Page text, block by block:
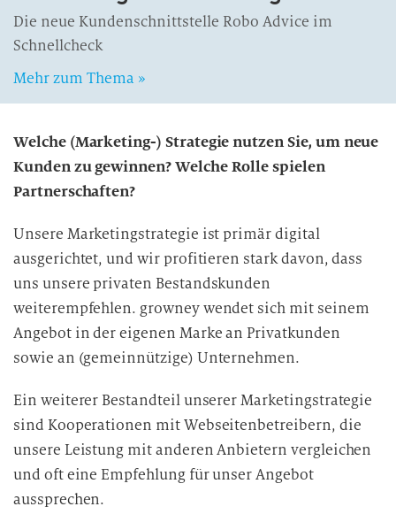
Die neue Kundenschnittstelle Robo Advice im
Schnellcheck
Mehr zum Thema »
Welche (Marketing-) Strategie nutzen Sie, um neue
Kunden zu gewinnen? Welche Rolle spielen
Partnerschaften?
Unsere Marketingstrategie ist primär digital
ausgerichtet, und wir profitieren stark davon, dass
uns unsere privaten Bestandskunden
weiterempfehlen. growney wendet sich mit seinem
Angebot in der eigenen Marke an Privatkunden
sowie an (gemeinnützige) Unternehmen.
Ein weiterer Bestandteil unserer Marketingstrategie
sind Kooperationen mit Webseitenbetreibern, die
unsere Leistung mit anderen Anbietern vergleichen
und oft eine Empfehlung für unser Angebot
aussprechen.